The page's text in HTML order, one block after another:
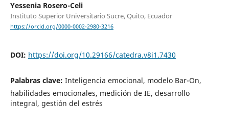
Yessenia Rosero-Celi
Instituto Superior Universitario Sucre, Quito, Ecuador
https://orcid.org/0000-0002-2980-3216
DOI: https://doi.org/10.29166/catedra.v8i1.7430
Palabras clave: Inteligencia emocional, modelo Bar-On,
habilidades emocionales, medición de IE, desarrollo
integral, gestión del estrés